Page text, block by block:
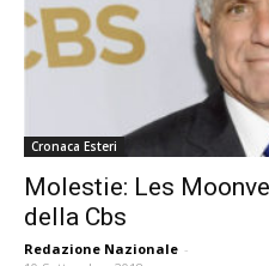
Cronaca Esteri
Molestie: Les
della Cbs
Redazione Nazionale -